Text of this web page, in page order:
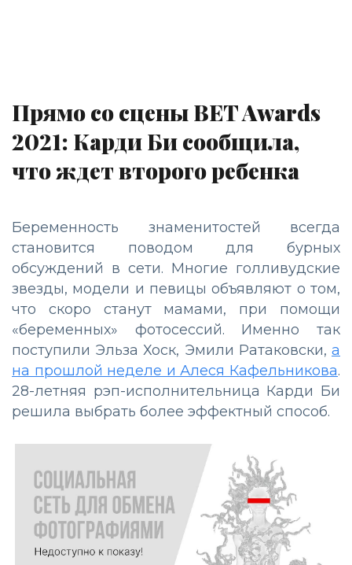
Прямо со сцены BET Awards
2021: Карди Би сообщила,
что ждет второго ребенка
Беременность знаменитостей всегда
становится поводом для бурных
обсуждений в сети. Многие голливудские
звезды, модели и певицы объявляют о том,
что скоро станут мамами, при помощи
«беременных» фотосессий. Именно так
поступили Эльза Хоск, Эмили Ратаковски, а
на прошлой неделе и Алеся Кафельникова.
28-летняя рэп-исполнительница Карди Би
решила выбрать более эффектный способ.